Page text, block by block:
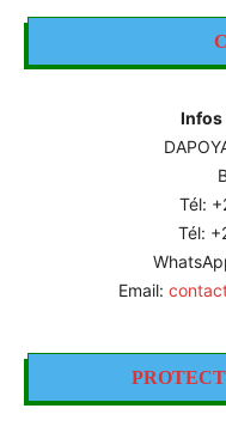
Infos
Tél:
Tél:
Email: